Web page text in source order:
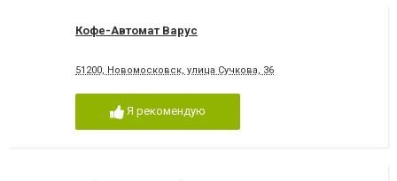
Кофе-Автомат Варус
51200, Новомосковск, улица Сучкова, 36
Я рекомендую